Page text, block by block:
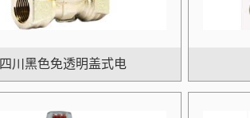
四川黑色免透明盖式电